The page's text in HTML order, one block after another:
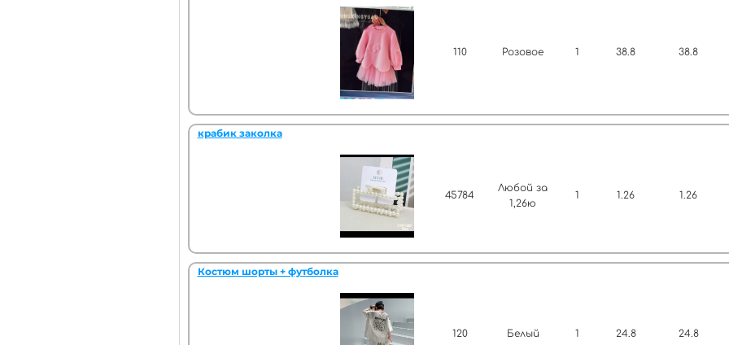
110 Розовое 1 38.8 38.8
крабик заколка
45784
Любой за
1,26ю
1 1.26 1.26
Костюм шорты + футболка
120 Белый 1 24.8 24.8